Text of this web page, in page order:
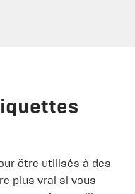
être utilisés à des
plus vrai si vous